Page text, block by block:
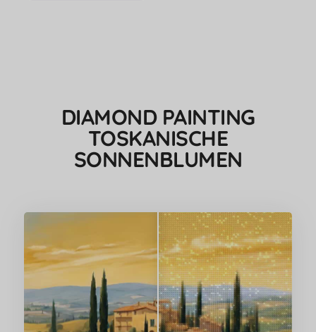
DIAMOND PAINTING
TOSKANISCHE
SONNENBLUMEN